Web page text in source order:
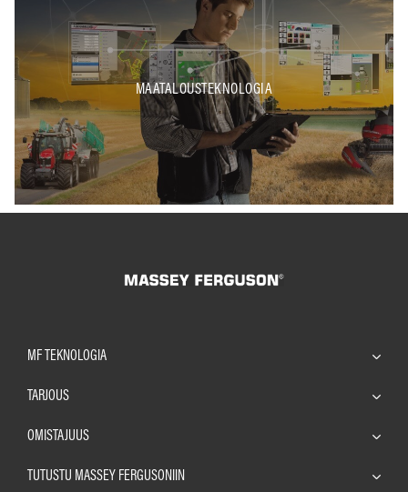
MAATALOUSTEKNOLOGIA
MF TEKNOLOGIA
TARJOUS
OMISTAJUUS
TUTUSTU MASSEY FERGUSONIIN